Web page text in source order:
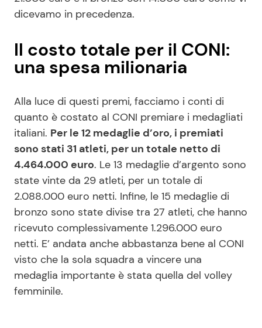
dicevamo in precedenza.
Il costo totale per il CONI:
una spesa milionaria
Alla luce di questi premi, facciamo i conti di
quanto è costato al CONI premiare i medagliati
italiani. Per le 12 medaglie d’oro, i premiati
sono stati 31 atleti, per un totale netto di
4.464.000 euro. Le 13 medaglie d’argento sono
state vinte da 29 atleti, per un totale di
2.088.000 euro netti. Infine, le 15 medaglie di
bronzo sono state divise tra 27 atleti, che hanno
ricevuto complessivamente 1.296.000 euro
netti. E’ andata anche abbastanza bene al CONI
visto che la sola squadra a vincere una
medaglia importante è stata quella del volley
femminile.